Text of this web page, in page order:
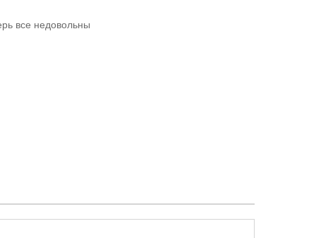
все недовольны